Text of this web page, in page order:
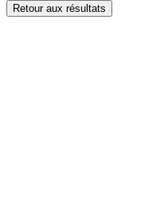
Retour aux résultats